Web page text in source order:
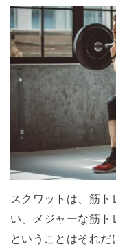
スクワットは、筋
い、メジャーな筋
ということはそれ